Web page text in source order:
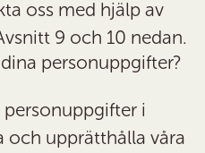
oss med hjälp av
9 och 10 nedan.
personuppgifter?
i
och upprätthålla våra